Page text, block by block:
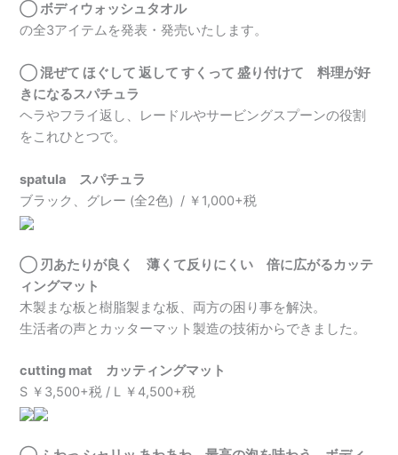
◯ ボディウォッシュタオル
の全3アイテムを発表・発売いたします。
◯ 混ぜて ほぐして 返して すくって 盛り付けて 料理が好
きになるスパチュラ
ヘラやフライ返し、レードルやサービングスプーンの役割
をこれひとつで。
spatula スパチュラ
ブラック、グレー (全2色) / ￥1,000+税
◯ 刃あたりが良く 薄くて反りにくい 倍に広がるカッテ
ィングマット
木製まな板と樹脂製まな板、両方の困り事を解決。
生活者の声とカッターマット製造の技術からできました。
cutting mat カッティングマット
S ￥3,500+税 / L ￥4,500+税